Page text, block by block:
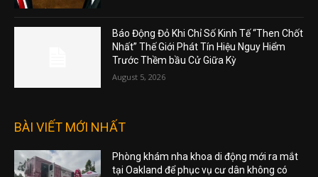
Báo Động Đỏ Khi Chỉ Số Kinh Tế “Then Chốt
Nhất” Thế Giới Phát Tín Hiệu Nguy Hiểm
Trước Thềm bầu Cử Giữa Kỳ
August 5, 2026
BÀI VIẾT MỚI NHẤT
Phòng khám nha khoa di động mới ra mắt
tại Oakland để phục vụ cư dân không có